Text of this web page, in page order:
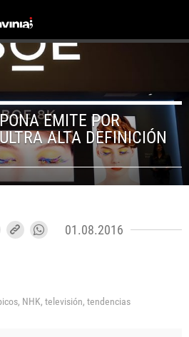
EMITE POR
ALTA DEFINICIÓN
01.08.2016
NHK, televisión, tendencias